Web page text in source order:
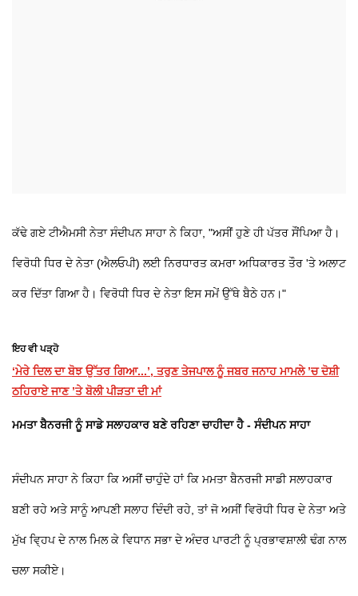
ਕੱਢੇ ਗਏ ਟੀਐਮਸੀ ਨੇਤਾ ਸੰਦੀਪਨ ਸਾਹਾ ਨੇ ਕਿਹਾ, "ਅਸੀਂ ਹੁਣੇ ਹੀ ਪੱਤਰ ਸੌਂਪਿਆ ਹੈ।
ਵਿਰੋਧੀ ਧਿਰ ਦੇ ਨੇਤਾ (ਐਲਓਪੀ) ਲਈ ਨਿਰਧਾਰਤ ਕਮਰਾ ਅਧਿਕਾਰਤ ਤੌਰ 'ਤੇ ਅਲਾਟ
ਕਰ ਦਿੱਤਾ ਗਿਆ ਹੈ। ਵਿਰੋਧੀ ਧਿਰ ਦੇ ਨੇਤਾ ਇਸ ਸਮੇਂ ਉੱਥੇ ਬੈਠੇ ਹਨ।"
ਇਹ ਵੀ ਪੜ੍ਹੋ
‘ਮੇਰੇ ਦਿਲ ਦਾ ਬੋਝ ਉੱਤਰ ਗਿਆ...’, ਤਰੁਣ ਤੇਜਪਾਲ ਨੂੰ ਜਬਰ ਜਨਾਹ ਮਾਮਲੇ ’ਚ ਦੋਸ਼ੀ
ਠਹਿਰਾਏ ਜਾਣ ’ਤੇ ਬੋਲੀ ਪੀੜਤਾ ਦੀ ਮਾਂ
ਮਮਤਾ ਬੈਨਰਜੀ ਨੂੰ ਸਾਡੇ ਸਲਾਹਕਾਰ ਬਣੇ ਰਹਿਣਾ ਚਾਹੀਦਾ ਹੈ - ਸੰਦੀਪਨ ਸਾਹਾ
ਸੰਦੀਪਨ ਸਾਹਾ ਨੇ ਕਿਹਾ ਕਿ ਅਸੀਂ ਚਾਹੁੰਦੇ ਹਾਂ ਕਿ ਮਮਤਾ ਬੈਨਰਜੀ ਸਾਡੀ ਸਲਾਹਕਾਰ
ਬਣੀ ਰਹੇ ਅਤੇ ਸਾਨੂੰ ਆਪਣੀ ਸਲਾਹ ਦਿੰਦੀ ਰਹੇ, ਤਾਂ ਜੋ ਅਸੀਂ ਵਿਰੋਧੀ ਧਿਰ ਦੇ ਨੇਤਾ ਅਤੇ
ਮੁੱਖ ਵ੍ਹਿਪ ਦੇ ਨਾਲ ਮਿਲ ਕੇ ਵਿਧਾਨ ਸਭਾ ਦੇ ਅੰਦਰ ਪਾਰਟੀ ਨੂੰ ਪ੍ਰਭਾਵਸ਼ਾਲੀ ਢੰਗ ਨਾਲ
ਚਲਾ ਸਕੀਏ।